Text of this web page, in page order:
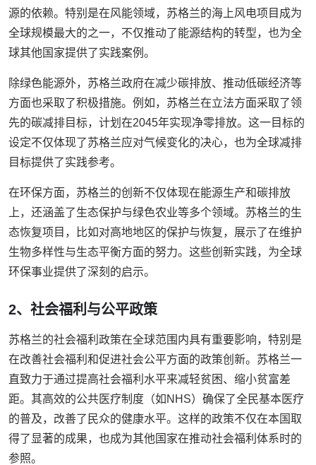
源的依赖。特别是在风能领域，苏格兰的海上风电项目成为
全球规模最大的之一，不仅推动了能源结构的转型，也为全
球其他国家提供了实践案例。
除绿色能源外，苏格兰政府在减少碳排放、推动低碳经济等
方面也采取了积极措施。例如，苏格兰在立法方面采取了领
先的碳减排目标，计划在2045年实现净零排放。这一目标的
设定不仅体现了苏格兰应对气候变化的决心，也为全球减排
目标提供了实践参考。
在环保方面，苏格兰的创新不仅体现在能源生产和碳排放
上，还涵盖了生态保护与绿色农业等多个领域。苏格兰的生
态恢复项目，比如对高地地区的保护与恢复，展示了在维护
生物多样性与生态平衡方面的努力。这些创新实践，为全球
环保事业提供了深刻的启示。
2、社会福利与公平政策
苏格兰的社会福利政策在全球范围内具有重要影响，特别是
在改善社会福利和促进社会公平方面的政策创新。苏格兰一
直致力于通过提高社会福利水平来减轻贫困、缩小贫富差
距。其高效的公共医疗制度（如NHS）确保了全民基本医疗
的普及，改善了民众的健康水平。这样的政策不仅在本国取
得了显著的成果，也成为其他国家在推动社会福利体系时的
参照。